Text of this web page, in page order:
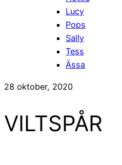
Lucy
Pops
Sally
Tess
Ässa
28 oktober, 2020
VILTSPÅR